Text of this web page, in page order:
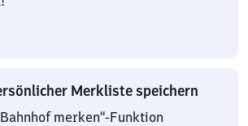
Merkliste speichern
merken“-Funktion